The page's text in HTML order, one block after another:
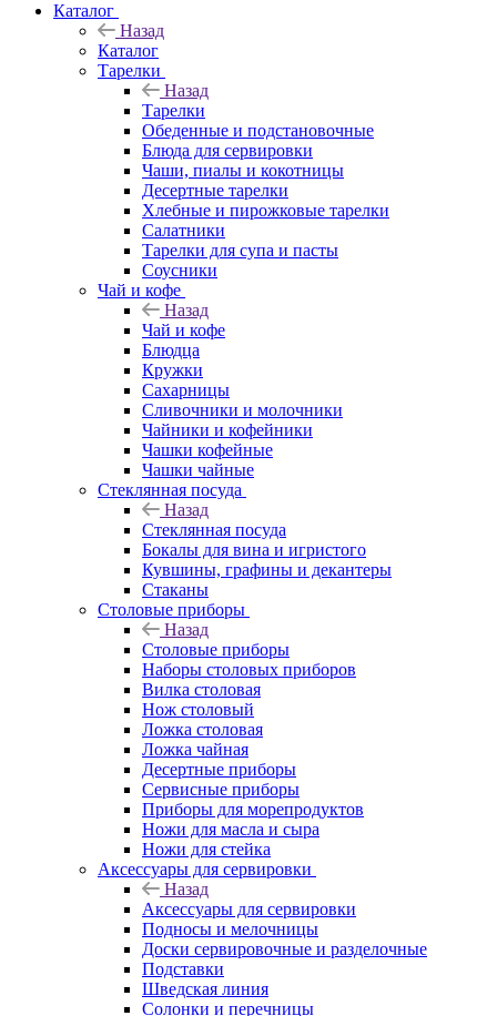
Каталог
Назад
Каталог
Тарелки
Назад
Тарелки
Обеденные и подстановочные
Блюда для сервировки
Чаши, пиалы и кокотницы
Десертные тарелки
Хлебные и пирожковые тарелки
Салатники
Тарелки для супа и пасты
Соусники
Чай и кофе
Назад
Чай и кофе
Блюдца
Кружки
Сахарницы
Сливочники и молочники
Чайники и кофейники
Чашки кофейные
Чашки чайные
Стеклянная посуда
Назад
Стеклянная посуда
Бокалы для вина и игристого
Кувшины, графины и декантеры
Стаканы
Столовые приборы
Назад
Столовые приборы
Наборы столовых приборов
Вилка столовая
Нож столовый
Ложка столовая
Ложка чайная
Десертные приборы
Сервисные приборы
Приборы для морепродуктов
Ножи для масла и сыра
Ножи для стейка
Аксессуары для сервировки
Назад
Аксессуары для сервировки
Подносы и мелочницы
Доски сервировочные и разделочные
Подставки
Шведская линия
Солонки и перечницы